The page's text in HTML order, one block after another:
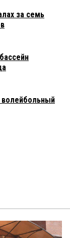
за семь
волейбольный